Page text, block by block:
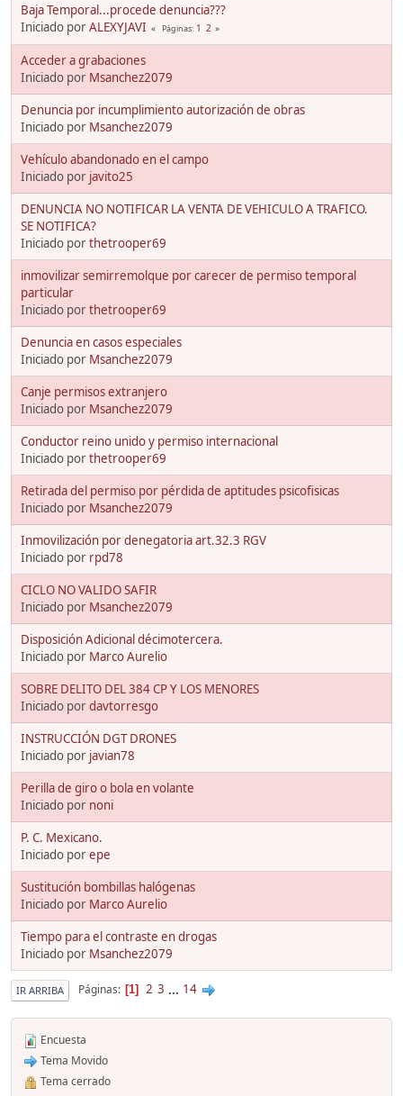
Baja Temporal...procede denuncia???
Iniciado porALEXYJAVI Páginas 1 2
Acceder a grabaciones
Iniciado por Msanchez2079
Denuncia por incumplimiento autorización de obras
Iniciado por Msanchez2079
Vehículo abandonado en el campo
Iniciado por javito25
DENUNCIA NO NOTIFICAR LA VENTA DE VEHICULO A TRAFICO.
SE NOTIFICA?
Iniciado porthetrooper69
inmovilizar semirremolque por carecer de permiso temporal
particular
Iniciado porthetrooper69
Denuncia en casos especiales
Iniciado por Msanchez2079
Canje permisos extranjero
Iniciado por Msanchez2079
Conductor reino unido y permiso internacional
Iniciado porthetrooper69
Retirada del permiso por pérdida de aptitudes psicofisicas
Iniciado por Msanchez2079
Inmovilización por denegatoria art.32.3 RGV
Iniciado por rpd78
CICLO NO VALIDO SAFIR
Iniciado por Msanchez2079
Disposición Adicional décimotercera.
Iniciado por Marco Aurelio
SOBRE DELITO DEL 384 CP Y LOS MENORES
Iniciado pordavtorresgo
INSTRUCCIÓN DGT DRONES
Iniciado por javian78
Perilla de giro o bola en volante
Iniciado por noni
P. C. Mexicano.
Iniciado porepe
Sustitución bombillas halógenas
Iniciado por Marco Aurelio
Tiempo para el contraste en drogas
Iniciado por Msanchez2079
IR ARRIBA Páginas 1 2 3 ... 14
Encuesta
Tema Movido
Tema cerrado